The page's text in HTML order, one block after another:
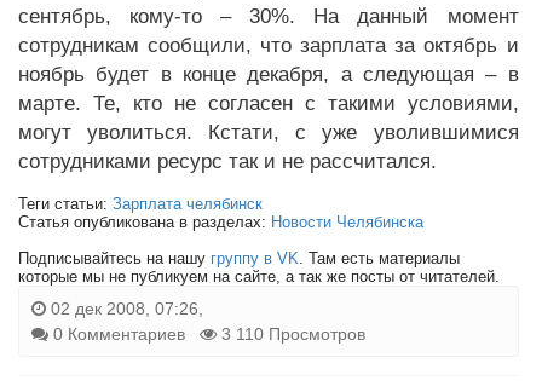
сентябрь, кому-то – 30%. На данный момент
сотрудникам сообщили, что зарплата за октябрь и
ноябрь будет в конце декабря, а следующая – в
марте. Те, кто не согласен с такими условиями,
могут уволиться. Кстати, с уже уволившимися
сотрудниками ресурс так и не рассчитался.
Теги статьи: Зарплата челябинск
Статья опубликована в разделах: Новости Челябинска
Подписывайтесь на нашу группу в VK. Там есть материалы
которые мы не публикуем на сайте, а так же посты от читателей.
02 дек 2008, 07:26,
0 Комментариев
3 110 Просмотров